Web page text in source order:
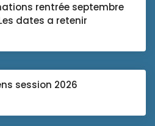
rentrée septembre
dates a retenir
session 2026